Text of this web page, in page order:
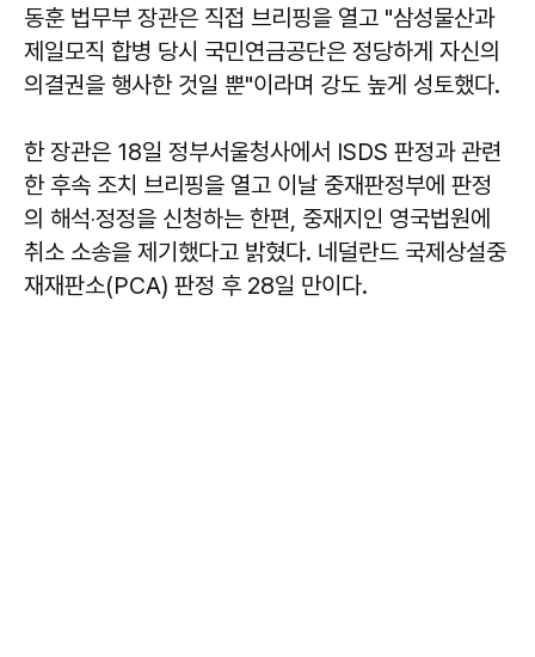
동훈 법무부 장관은 직접 브리핑을 열고 "삼성물산과
제일모직 합병 당시 국민연금공단은 정당하게 자신의
의결권을 행사한 것일 뿐"이라며 강도 높게 성토했다.
한 장관은 18일 정부서울청사에서 ISDS 판정과 관련
한 후속 조치 브리핑을 열고 이날 중재판정부에 판정
의 해석‧정정을 신청하는 한편, 중재지인 영국법원에
취소 소송을 제기했다고 밝혔다. 네덜란드 국제상설중
재재판소(PCA) 판정 후 28일 만이다.